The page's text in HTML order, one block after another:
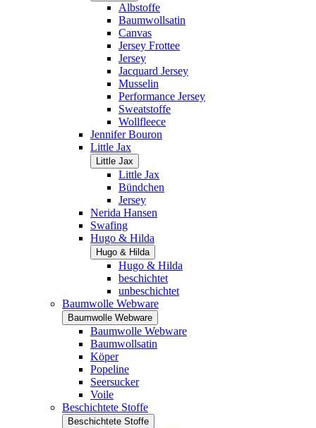
Albstoffe
Baumwollsatin
Canvas
Jersey Frottee
Jersey
Jacquard Jersey
Musselin
Performance Jersey
Sweatstoffe
Wollfleece
Jennifer Bouron
Little Jax
Little Jax
Little Jax
Bündchen
Jersey
Nerida Hansen
Swafing
Hugo & Hilda
Hugo & Hilda
Hugo & Hilda
beschichtet
unbeschichtet
Baumwolle Webware
Baumwolle Webware
Baumwolle Webware
Baumwollsatin
Köper
Popeline
Seersucker
Voile
Beschichtete Stoffe
Beschichtete Stoffe